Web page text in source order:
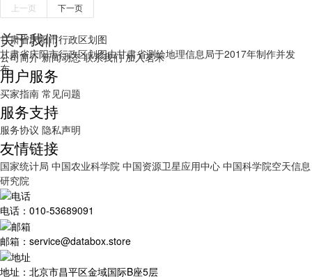
甘肃省庆阳市行政区划图
甘肃省庆阳市行政区划图由甘肃省测绘地理信息局于2017年制作并发
布。
上一页 下一页
关于我们
公司简介 新闻动态 联系我们 加入茗禾
用户服务
买家指南 常见问题
服务支持
服务协议 隐私声明
友情链接
国家统计局 中国农业科学院 中国资源卫星应用中心 中国科学院空天信息
研究院
电话：010-53689091
邮箱：service@databox.store
地址：北京市昌平区金域国际B座5层